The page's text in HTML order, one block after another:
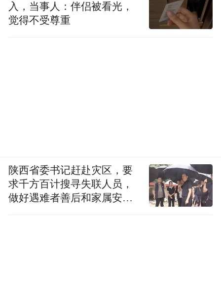
入，当事人：伴侣被看光，
觉得不受尊重
陕西省委书记赶赴灾区，要
求千方百计搜寻失联人员，
做好遇难者善后和家属安抚